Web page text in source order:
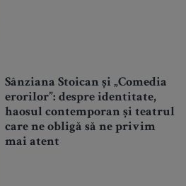
Sânziana Stoican și „Comedia
erorilor”: despre identitate,
haosul contemporan și teatrul
care ne obligă să ne privim
mai atent